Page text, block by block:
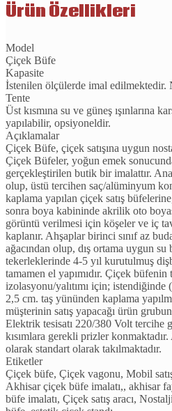
Ürün Özellikleri
Model
Çiçek Büfe
Kapasite
İstenilen ölçülerde imal edilmektedir.
Tente
Üst kısmına su ve güneş ışınlarına
yapılabilir, opsiyoneldir.
Açıklamalar
Çiçek Büfe, çiçek satışına uygun
Çiçek Büfeler, yoğun emek
gerçekleştirilen butik bir imalattır.
olup, üstü tercihen saç/alüminyum
kaplama yapılan çiçek satış
sonra boya kabininde akrilik oto
görüntü verilmesi için köşeler ve iç
kaplanır. Ahşaplar birinci sınıf az
ağacından olup, dış ortama uygun
tekerleklerinde 4-5 yıl kurutulmuş
tamamen el yapımıdır. Çiçek büfenin
izolasyonu/yalıtımı için;
2,5 cm. taş yününden kaplama
müşterinin satış yapacağı ürün
Elektrik tesisatı 220/380 Volt tercihe
kısımlara gerekli prizler
olarak standart olarak takılmaktadır.
Etiketler
Çiçek büfe, Çiçek vagonu, Mobil
Akhisar çiçek büfe imalatı,, akhisar
büfe imalatı, Çiçek satış aracı,